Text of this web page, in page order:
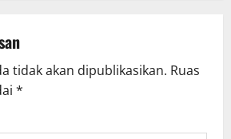
tidak akan dipublikasikan. Ruas
*